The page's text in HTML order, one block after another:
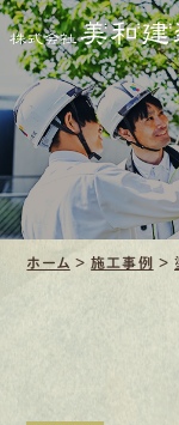
ホーム
お家をきれいに
会社をきれいに
クリーニング
施工事例
ホーム >施工事例 >